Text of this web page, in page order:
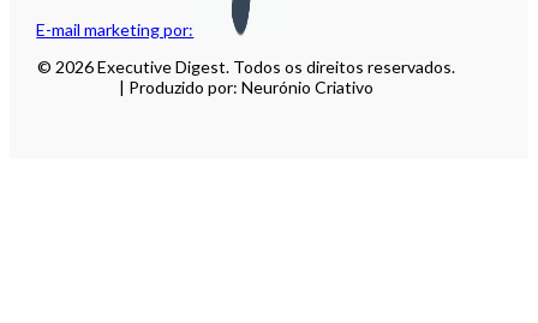
E-mail marketing por:
© 2026 Executive Digest. Todos os direitos reservados.
| Produzido por: Neurónio Criativo